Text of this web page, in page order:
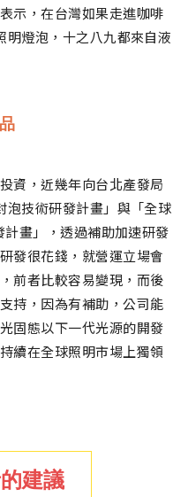
示，在台灣如果走進咖啡
明燈泡，十之八九都來自液
資，近幾年向台北產發局
泡技術研發計畫」與「全球
畫」，透過補助加速研發
發很花錢，就營運立場會
前者比較容易變現，而後
持，因為有補助，公司能
固態以下一代光源的開發
續在全球照明市場上獨領
建議